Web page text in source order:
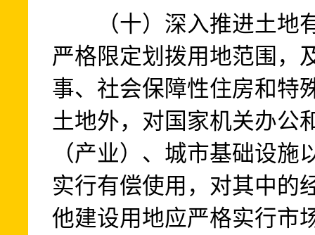
（十）深入推进土地有
严格限定划拨用地范围，
事、社会保障性住房和特
土地外，对国家机关办公
（产业）、城市基础设
实行有偿使用，对其中的
他建设用地应严格实行市